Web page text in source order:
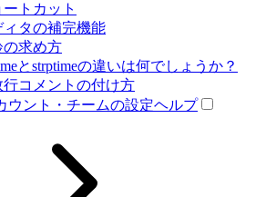
ートカット
ィタの補完機能
の求め方
とstrptimeの違いは何でしょうか？
行コメントの付け方
ウント・チームの設定ヘルプ